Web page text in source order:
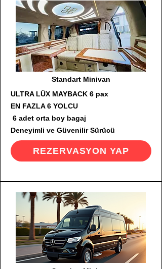
Standart Minivan
ULTRA LÜX MAYBACK 6 pax
EN FAZLA 6 YOLCU
6 adet orta boy bagaj
Deneyimli ve Güvenilir Sürücü
REZERVASYON YAP